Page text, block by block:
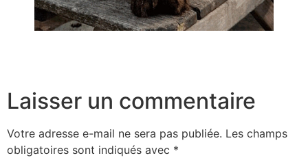
Laisser un commentaire
Votre adresse e-mail ne sera pas publiée. Les champs
obligatoires sont indiqués avec *